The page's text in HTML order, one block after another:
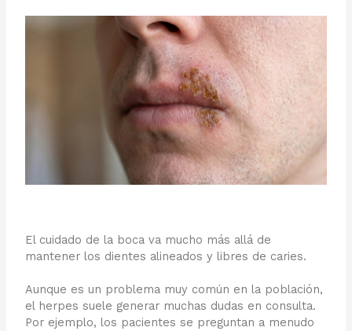
El cuidado de la boca va mucho más allá de
mantener los dientes alineados y libres de caries.
Aunque es un problema muy común en la población,
el herpes suele generar muchas dudas en consulta.
Por ejemplo, los pacientes se preguntan a menudo